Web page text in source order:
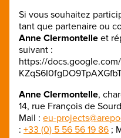
Si vous souhaitez
tant que partenaire ou
Anne Clermontelle et
suivant :
https://
Anne Clermontelle,
14, rue François de
Mail : eu-
: +33 (0) 5 56 56 19 86 ;